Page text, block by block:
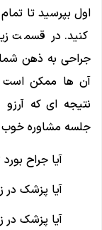
اول بپرسید تا
کنید. در قسمت
جراحی به ذهن
آن ها ممکن است
نتیجه ای که
جلسه مشاوره خوب
آیا جراح
آیا پزشک در
آیا پزشک در